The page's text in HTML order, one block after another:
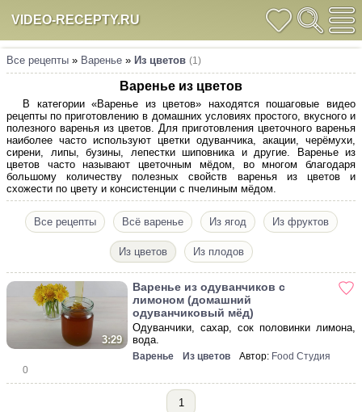
VIDEO-RECEPTY.RU
Все рецепты » Варенье » Из цветов (1)
Варенье из цветов
В категории «Варенье из цветов» находятся пошаговые видео
рецепты по приготовлению в домашних условиях простого, вкусного и
полезного варенья из цветов. Для приготовления цветочного варенья
наиболее часто используют цветки одуванчика, акации, черёмухи,
сирени, липы, бузины, лепестки шиповника и другие. Варенье из
цветов часто называют цветочным мёдом, во многом благодаря
большому количеству полезных свойств варенья из цветов и
схожести по цвету и консистенции с пчелиным мёдом.
Все рецепты Всё варенье Из ягод Из фруктов
Из цветов Из плодов
3:29
Варенье из одуванчиков с
лимоном (домашний
одуванчиковый мёд)
Одуванчики, сахар, сок половинки лимона,
вода.
Варенье Из цветов Автор: Food Студия
0
1